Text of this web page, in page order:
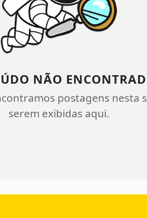
NÃO
postagens nesta
serem exibidas aqui.